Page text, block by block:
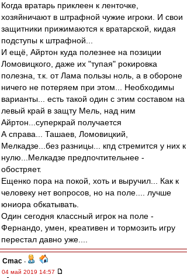
Когда вратарь приклеен к ленточке,
хозяйничают в штрафной чужие игроки. И свои
защитники прижимаются к вратарской, кидая
подступы к штрафной...
И ещё, Айртон куда полезнее на позиции
Ломовицкого, даже их "тупая" рокировка
полезна, т.к. от Лама пользы ноль, а в обороне
ничего не потеряем при этом... Необходимы
варианты... есть такой один с этим составом на
левый край в защту Мель, над ним
Айртон...суперкрай получается
А справа... Ташаев, Ломовицкий,
Мелкадзе...без разницы... кпд стремится у них к
нулю...Мелкадзе предпочтительнее -
обостряет.
Ещенко пора на покой, хоть и выручил... Как к
человеку нет вопросов, но на поле.... лучше
юниора обкатывать.
Один сегодня классный игрок на поле -
Фернандо, умен, креативен и тормозить игру
перестал давно уже....
Cmac -
04 май 2019 14:57